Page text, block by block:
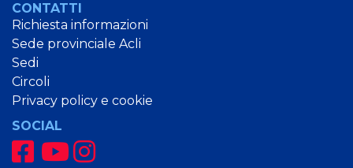
CONTATTI
Richiesta informazioni
Sede provinciale Acli
Sedi
Circoli
Privacy policy e cookie
SOCIAL